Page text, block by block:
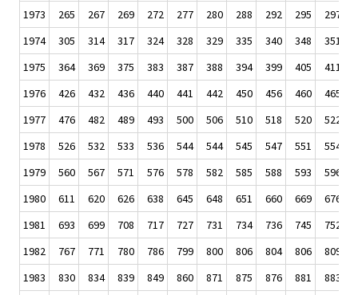
1973
265 267 269 272 277 280 288 292 295 297
1974
305 314 317 324 328 329 335 340 348 351
1975
364 369 375 383 387 388 394 399 405 411
1976
426 432 436 440 441 442 450 456 460 465
1977
476 482 489 493 500 506 510 518 520 522
1978
526 532 533 536 544 544 545 547 551 554
1979
560 567 571 576 578 582 585 588 593 596
1980
611 620 626 638 645 648 651 660 669 676
1981
693 699 708 717 727 731 734 736 745 752
1982
767 771 780 786 799 800 806 804 806 809
1983
830 834 839 849 860 871 875 876 881 883